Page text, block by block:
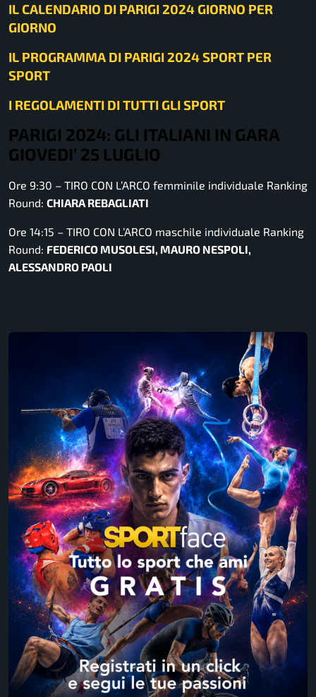
IL CALENDARIO DI PARIGI 2024 GIORNO PER
GIORNO
IL PROGRAMMA DI PARIGI 2024 SPORT PER
SPORT
I REGOLAMENTI DI TUTTI GLI SPORT
PARIGI 2024: GLI ITALIANI IN GARA
GIOVEDI’ 25 LUGLIO
Ore 9:30 – TIRO CON L’ARCO femminile individuale Ranking
Round: CHIARA REBAGLIATI
Ore 14:15 – TIRO CON L’ARCO maschile individuale Ranking
Round: FEDERICO MUSOLESI, MAURO NESPOLI,
ALESSANDRO PAOLI